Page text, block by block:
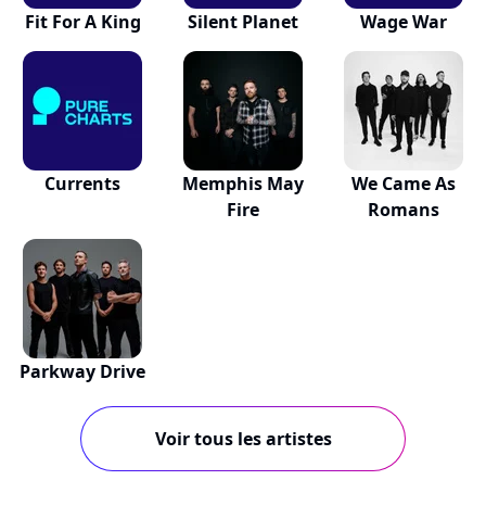
Fit For A King Silent Planet Wage War
Currents
Memphis May
Fire
We Came As
Romans
Parkway Drive
Voir tous les artistes